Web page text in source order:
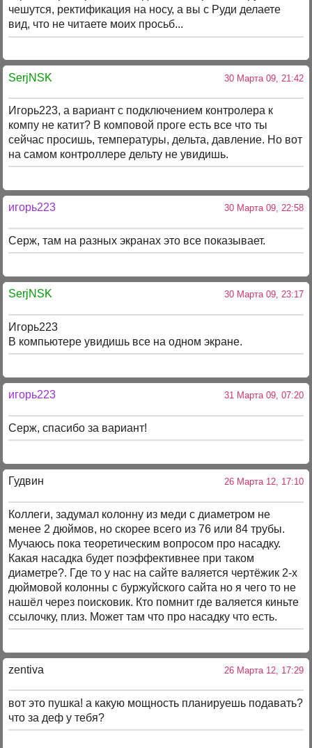
чешутся, ректификация на носу, а вы с Руди делаете
вид, что не читаете моих просьб...
SerjNSK 30 Марта 09, 21:42
Игорь223, а вариант с подключением контролера к
компу не катит? В комповой проге есть все что ты
сейчас просишь, температуры, дельта, давление. Но вот
на самом контроллере дельту не увидишь.
игорь223 30 Марта 09, 22:58
Серж, там на разных экранах это все показывает.
SerjNSK 30 Марта 09, 23:17
Игорь223
В компьютере увидишь все на одном экране.
игорь223 31 Марта 09, 07:20
Серж, спасибо за вариант!
Гудвин 26 Марта 12, 17:10
Коллеги, задумал колонну из меди с диаметром не
менее 2 дюймов, но скорее всего из 76 или 84 трубы.
Мучаюсь пока теоретическим вопросом про насадку.
Какая насадка будет поэффективнее при таком
диаметре?. Где то у нас на сайте валяется чертёжик 2-х
дюймовой колонны с буржуйского сайта но я чего то не
нашёл через поисковик. Кто помнит где валяется киньте
ссылочку, плиз. Может там что про насадку что есть.
zentiva 26 Марта 12, 17:29
вот это пушка! а какую мощность планируешь подавать?
что за деф у тебя?